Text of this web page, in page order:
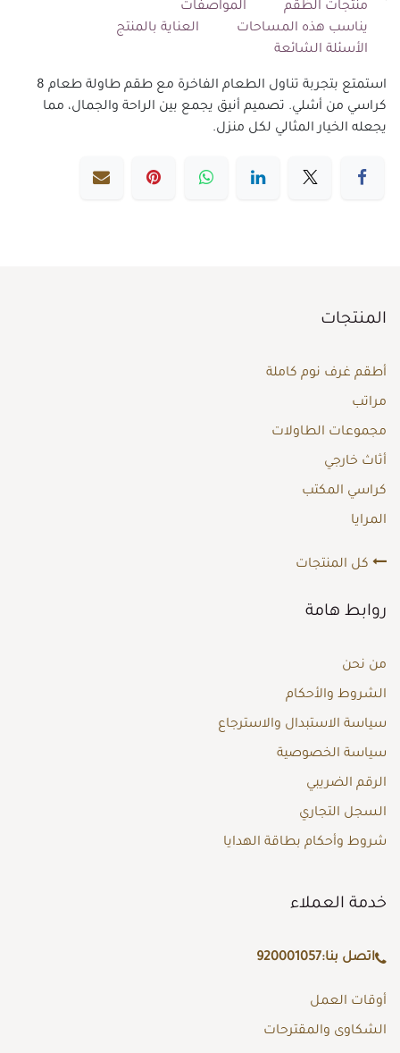
منتجات الطقم
المواصفات
يناسب هذه المساحات
العناية بالمنتج
الأسئلة الشائعة
استمتع بتجربة تناول الطعام الفاخرة مع طقم طاولة طعام 8
كراسي من أشلي. تصميم أنيق يجمع بين الراحة والجمال، مما
يجعله الخيار المثالي لكل منزل.
المنتجات
أطقم غرف نوم كاملة
مراتب
مجموعات الطاولات
أثاث خارجي
كراسي المكتب
المرايا
كل المنتجات
روابط هامة
من نحن
الشروط والأحكام
سياسة الاستبدال والاسترجاع
سياسة الخصوصية
الرقم الضريبي
السجل التجاري
شروط وأحكام بطاقة الهدايا
خدمة العملاء
اتصل بنا:920001057
أوقات العمل
الشكاوى والمقترحات